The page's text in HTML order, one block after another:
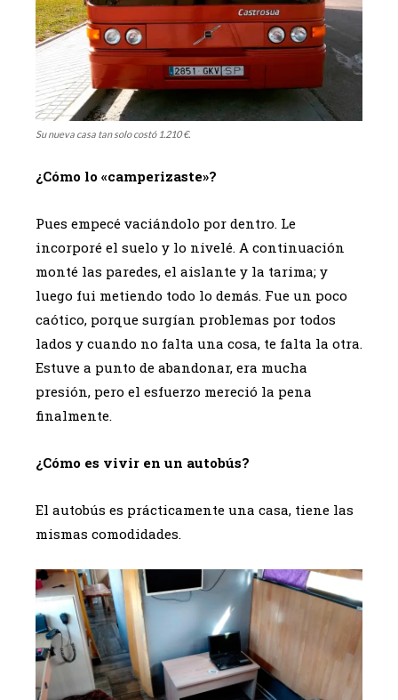
Su nueva casa tan solo costó 1.210 €.
¿Cómo lo «camperizaste»?
Pues empecé vaciándolo por dentro. Le
incorporé el suelo y lo nivelé. A continuación
monté las paredes, el aislante y la tarima; y
luego fui metiendo todo lo demás. Fue un poco
caótico, porque surgían problemas por todos
lados y cuando no falta una cosa, te falta la otra.
Estuve a punto de abandonar, era mucha
presión, pero el esfuerzo mereció la pena
finalmente.
¿Cómo es vivir en un autobús?
El autobús es prácticamente una casa, tiene las
mismas comodidades.